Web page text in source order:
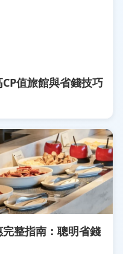
值旅館與省錢技巧
整指南：聰明省錢